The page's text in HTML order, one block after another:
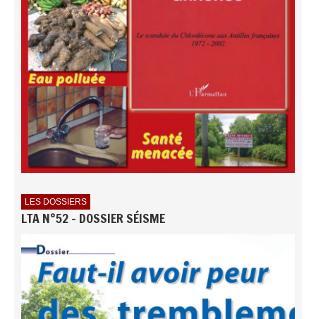
LES DOSSIERS
LTA N°52 - DOSSIER SÉISME